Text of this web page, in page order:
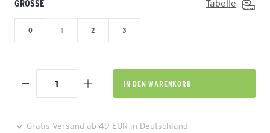
GRÖSSE Tabelle
0 1 2 3
IN DEN WARENKORB
Gratis Versand ab 49 EUR in Deutschland